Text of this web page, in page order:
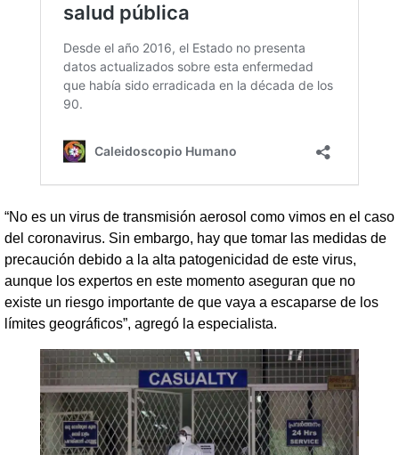
“No es un virus de transmisión aerosol como vimos en el caso
del coronavirus. Sin embargo, hay que tomar las medidas de
precaución debido a la alta patogenicidad de este virus,
aunque los expertos en este momento aseguran que no
existe un riesgo importante de que vaya a escaparse de los
límites geográficos”, agregó la especialista.